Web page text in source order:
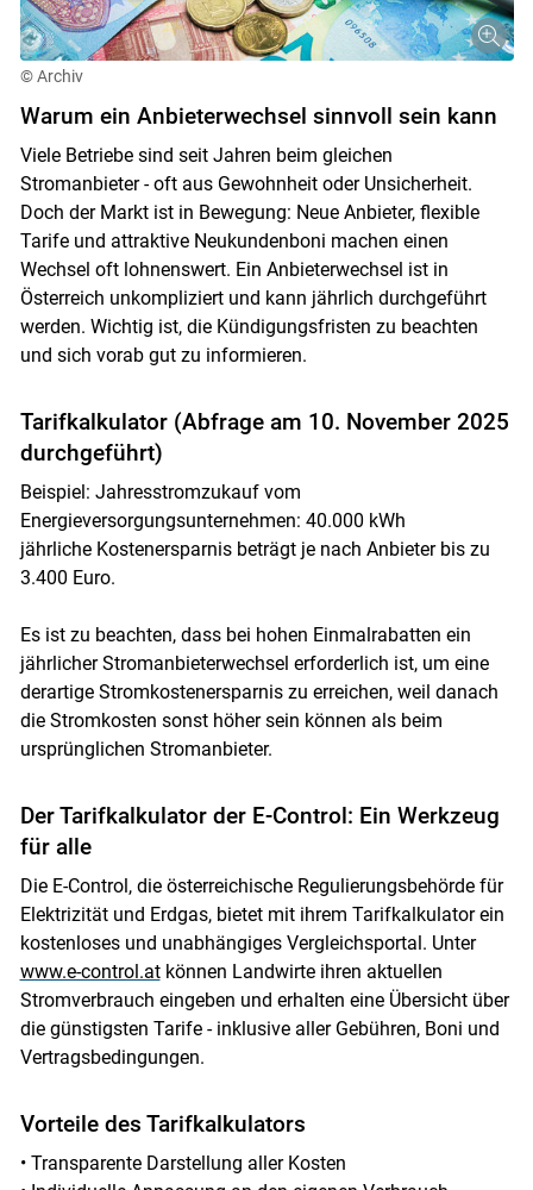
Skip to main content
© Archiv
Warum ein Anbieterwechsel sinnvoll sein kann
Viele Betriebe sind seit Jahren beim gleichen
Stromanbieter - oft aus Gewohnheit oder Unsicherheit.
Doch der Markt ist in Bewegung: Neue Anbieter, flexible
Tarife und attraktive Neukundenboni machen einen
Wechsel oft lohnenswert. Ein Anbieterwechsel ist in
Österreich unkompliziert und kann jährlich durchgeführt
werden. Wichtig ist, die Kündigungsfristen zu beachten
und sich vorab gut zu informieren.
Tarifkalkulator (Abfrage am 10. November 2025
durchgeführt)
Beispiel: Jahresstromzukauf vom
Energieversorgungsunternehmen: 40.000 kWh
jährliche Kostenersparnis beträgt je nach Anbieter bis zu
3.400 Euro.
Es ist zu beachten, dass bei hohen Einmalrabatten ein
jährlicher Stromanbieterwechsel erforderlich ist, um eine
derartige Stromkostenersparnis zu erreichen, weil danach
die Stromkosten sonst höher sein können als beim
ursprünglichen Stromanbieter.
Der Tarifkalkulator der E-Control: Ein Werkzeug
für alle
Die E-Control, die österreichische Regulierungsbehörde für
Elektrizität und Erdgas, bietet mit ihrem Tarifkalkulator ein
kostenloses und unabhängiges Vergleichsportal. Unter
www.e-control.atkönnen Landwirte ihren aktuellen
Stromverbrauch eingeben und erhalten eine Übersicht über
die günstigsten Tarife - inklusive aller Gebühren, Boni und
Vertragsbedingungen.
Vorteile des Tarifkalkulators
• Transparente Darstellung aller Kosten